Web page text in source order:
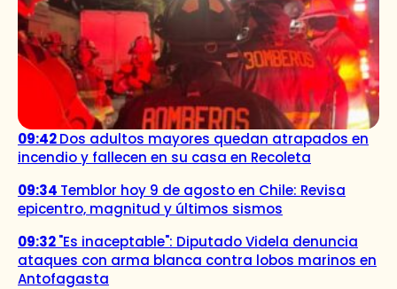
09:42Dos adultos mayores quedan atrapados en
incendio y fallecen en su casa en Recoleta
09:34 Temblor hoy 9 de agosto en Chile: Revisa
epicentro, magnitud y últimos sismos
09:32"Es inaceptable": Diputado Videla denuncia
ataques con arma blanca contra lobos marinos en
Antofagasta